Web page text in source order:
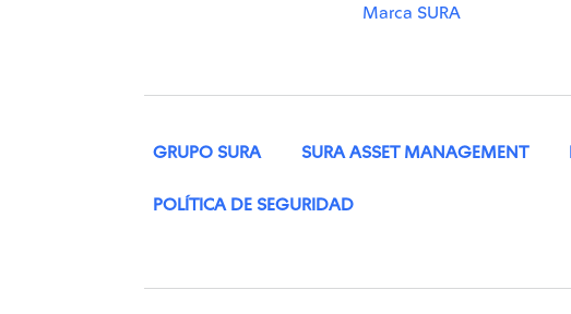
Marca SURA
GRUPO SURA SURA ASSET MANAGEMENT
POLÍTICA DE SEGURIDAD